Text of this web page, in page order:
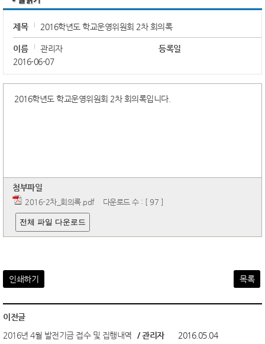
제목 2016학년도 학교운영위원회 2차 회의록
이름 관리자
등록일
2016-06-07
2016학년도 학교운영위원회 2차 회의록입니다.
첨부파일
2016-2차_회의록.pdf다운로드 수 : [ 97 ]
전체 파일 다운로드
인쇄하기 목록
이전글
2016년 4월 발전기금 접수 및 집행내역
/ 관리자 2016.05.04